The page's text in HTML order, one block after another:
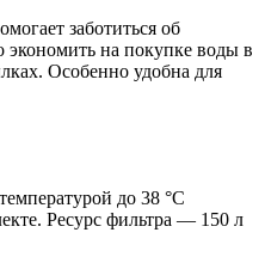
заботиться об
на покупке воды в
Особенно удобна для
до 38 °C
Ресурс фильтра — 150 л